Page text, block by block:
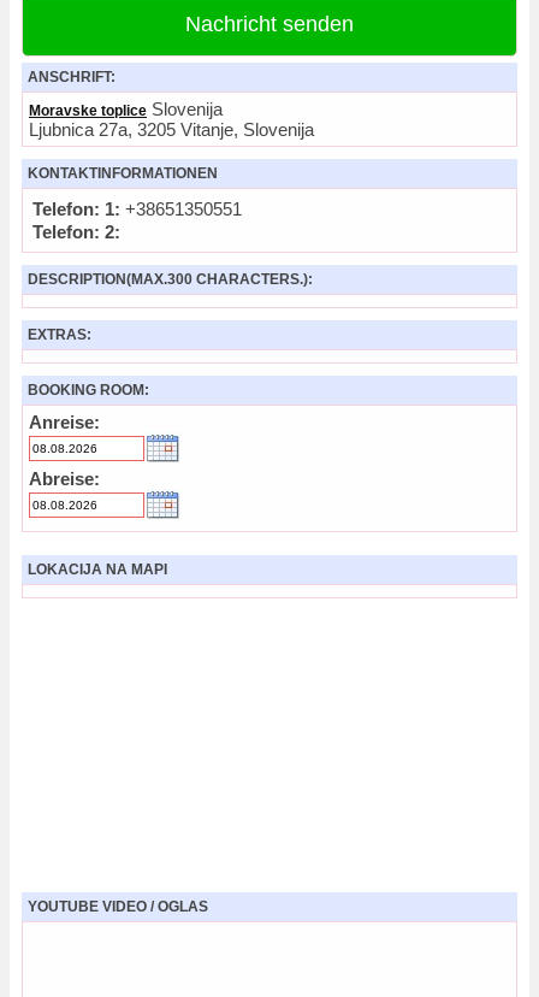
Nachricht senden
ANSCHRIFT:
Moravske toplice Slovenija
Ljubnica 27a, 3205 Vitanje, Slovenija
KONTAKTINFORMATIONEN
Telefon: 1: +38651350551
Telefon: 2:
DESCRIPTION(MAX.300 CHARACTERS.):
EXTRAS:
BOOKING ROOM:
Anreise:
Abreise:
LOKACIJA NA MAPI
YOUTUBE VIDEO / OGLAS